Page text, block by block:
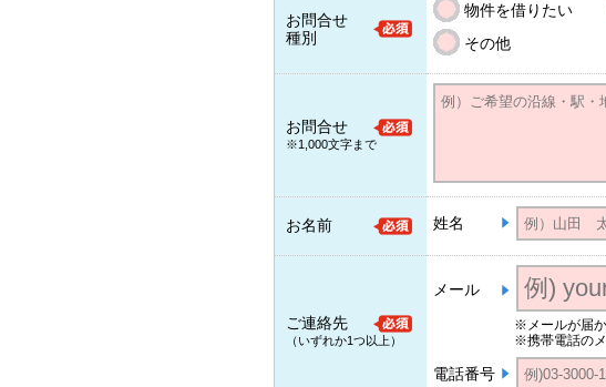
お問合せ
種別
物件を借りたい
その他
お問合せ
※1,000文字まで
お名前 姓名
ご連絡先
（いずれか1つ以上）
メール
※メールが届か
※携帯電話のメ
電話番号